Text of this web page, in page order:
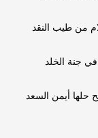
من طيب النقد
في جنة الخلد